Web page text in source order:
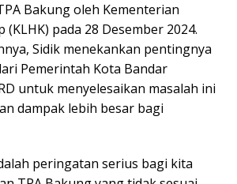
Bakung oleh Kementerian
pada 28 Desember 2024.
Sidik menekankan pentingnya
Pemerintah Kota Bandar
untuk menyelesaikan masalah ini
dampak lebih besar bagi
peringatan serius bagi kita